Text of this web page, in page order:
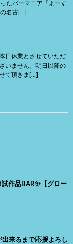
たバーマニア「よーす
名古[…]
日休業とさせていただ
いません。明日以降の
て頂きま[…]
作品BAR✨【グロー
出来るまで応援よろし